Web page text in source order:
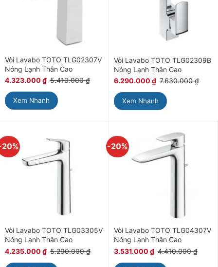
Vòi Lavabo TOTO TLG02307V
Nóng Lạnh Thân Cao
4.323.000 ₫ 5.410.000₫
Xem Nhanh
Vòi Lavabo TOTO TLG02309B
Nóng Lạnh Thân Cao
6.290.000 ₫ 7.630.000₫
Xem Nhanh
Vòi Lavabo TOTO TLG03305V
Nóng Lạnh Thân Cao
4.235.000 ₫ 5.290.000₫
-20%
Vòi Lavabo TOTO TLG04307V
Nóng Lạnh Thân Cao
3.531.000 ₫ 4.410.000₫